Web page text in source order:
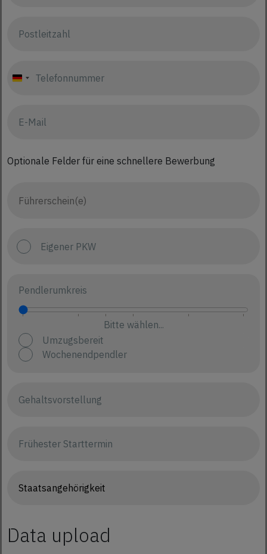
Germany
Optionale Felder für eine schnellere Bewerbung
Eigener PKW
Pendlerumkreis
Bitte wählen...
Umzugsbereit
Wochenendpendler
Data upload